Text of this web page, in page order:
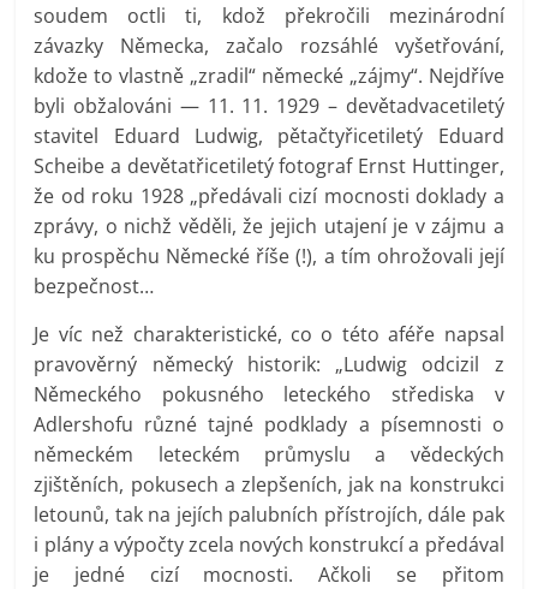
soudem octli ti, kdož překročili mezinárodní
závazky Německa, začalo rozsáhlé vyšetřování,
kdože to vlastně „zradil“ německé „zájmy“. Nejdříve
byli obžalováni — 11. 11. 1929 – devětadvacetiletý
stavitel Eduard Ludwig, pětačtyřicetiletý Eduard
Scheibe a devětatřicetiletý fotograf Ernst Huttinger,
že od roku 1928 „předávali cizí mocnosti doklady a
zprávy, o nichž věděli, že jejich utajení je v zájmu a
ku prospěchu Německé říše (!), a tím ohrožovali její
bezpečnost…
Je víc než charakteristické, co o této aféře napsal
pravověrný německý historik: „Ludwig odcizil z
Německého pokusného leteckého střediska v
Adlershofu různé tajné podklady a písemnosti o
německém leteckém průmyslu a vědeckých
zjištěních, pokusech a zlepšeních, jak na konstrukci
letounů, tak na jejích palubních přístrojích, dále pak
i plány a výpočty zcela nových konstrukcí a předával
je jedné cizí mocnosti. Ačkoli se přitom